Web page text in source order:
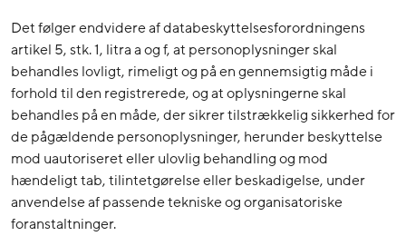
Det følger endvidere af databeskyttelsesforordningens
artikel 5, stk. 1, litra a og f, at personoplysninger skal
behandles lovligt, rimeligt og på en gennemsigtig måde i
forhold til den registrerede, og at oplysningerne skal
behandles på en måde, der sikrer tilstrækkelig sikkerhed for
de pågældende personoplysninger, herunder beskyttelse
mod uautoriseret eller ulovlig behandling og mod
hændeligt tab, tilintetgørelse eller beskadigelse, under
anvendelse af passende tekniske og organisatoriske
foranstaltninger.